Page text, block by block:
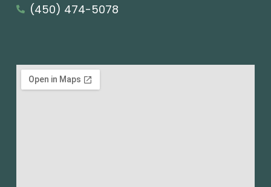
(450) 474-5078